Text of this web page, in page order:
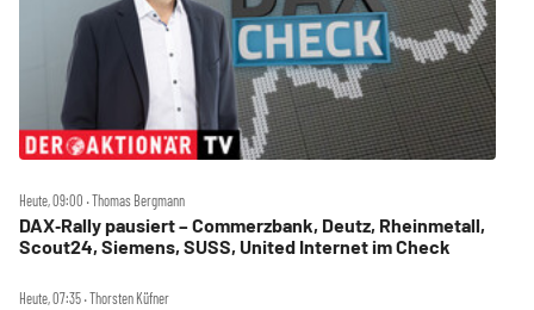
Heute, 09:00 ‧ Thomas Bergmann
DAX‑Rally pausiert – Commerzbank, Deutz, Rheinmetall,
Scout24, Siemens, SUSS, United Internet im Check
Heute, 07:35 ‧ Thorsten Küfner